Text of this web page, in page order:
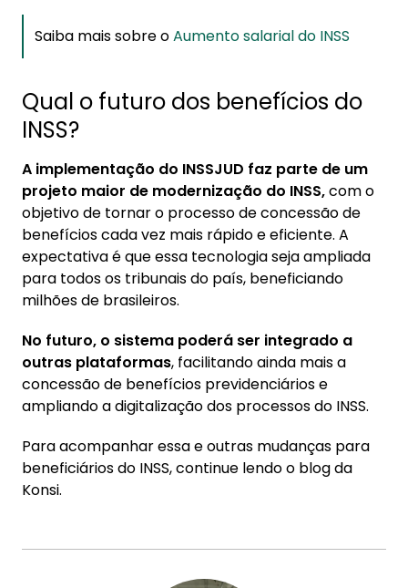
Saiba mais sobre oAumento salarial do INSS
Qual o futuro dos benefícios do
INSS?
A implementação do INSSJUD faz parte de um
projeto maior de modernização do INSS,com o
objetivo de tornar o processo de concessão de
benefícios cada vez mais rápido e eficiente. A
expectativa é que essa tecnologia seja ampliada
para todos os tribunais do país, beneficiando
milhões de brasileiros.
No futuro, o sistema poderá ser integrado a
outras plataformas, facilitando ainda mais a
concessão de benefícios previdenciários e
ampliando a digitalização dos processos do INSS.
Para acompanhar essa e outras mudanças para
beneficiários do INSS, continue lendo o blog da
Konsi.